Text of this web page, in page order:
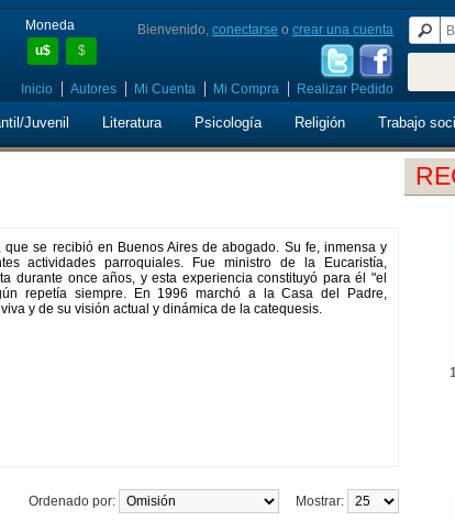
Moneda
u$
$
Bienvenido, conectarse o crear una cuenta
Inicio Autores Mi Cuenta Mi Compra Realizar Pedido
Juvenil Literatura Psicología Religión Trabajo
se recibió en Buenos Aires de abogado. Su fe, inmensa y
actividades parroquiales. Fue ministro de la Eucaristía,
durante once años, y esta experiencia constituyó para él "el
repetía siempre. En 1996 marchó a la Casa del Padre,
y de su visión actual y dinámica de la catequesis.
Mostrar:
Ordenado por: